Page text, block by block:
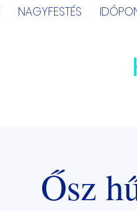
NAGYFESTÉS
Ősz